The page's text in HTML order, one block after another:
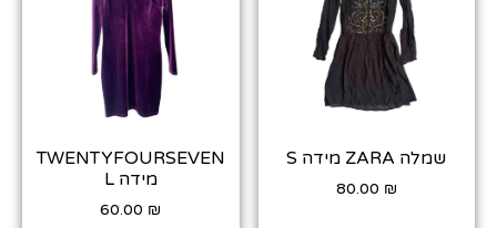
שמלה ZARA מידה S
80.00 ₪
TWENTYFOURSEVEN
מידה L
60.00 ₪